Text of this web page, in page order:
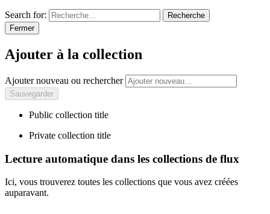
Search for:
Recherche
Fermer
Ajouter à la collection
Ajouter nouveau ou rechercher
Public collection title
Private collection title
Lecture automatique dans les collections de flux
Ici, vous trouverez toutes les collections que vous avez créées
auparavant.